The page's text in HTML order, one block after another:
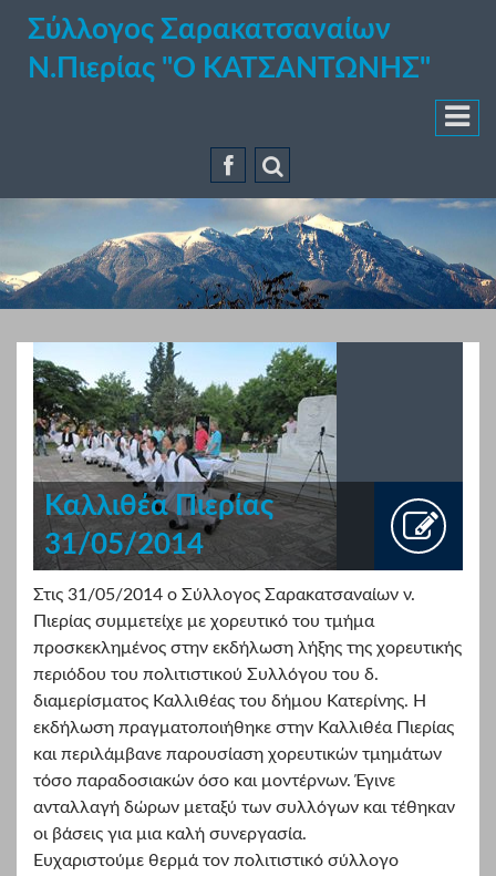
Σύλλογος Σαρακατσαναίων
Ν.Πιερίας "Ο ΚΑΤΣΑΝΤΩΝΗΣ"
Καλλιθέα Πιερίας
31/05/2014
Στις 31/05/2014 ο Σύλλογος Σαρακατσαναίων ν.
Πιερίας συμμετείχε με χορευτικό του τμήμα
προσκεκλημένος στην εκδήλωση λήξης της χορευτικής
περιόδου του πολιτιστικού Συλλόγου του δ.
διαμερίσματος Καλλιθέας του δήμου Κατερίνης. Η
εκδήλωση πραγματοποιήθηκε στην Καλλιθέα Πιερίας
και περιλάμβανε παρουσίαση χορευτικών τμημάτων
τόσο παραδοσιακών όσο και μοντέρνων. Έγινε
ανταλλαγή δώρων μεταξύ των συλλόγων και τέθηκαν
οι βάσεις για μια καλή συνεργασία.
Ευχαριστούμε θερμά τον πολιτιστικό σύλλογο